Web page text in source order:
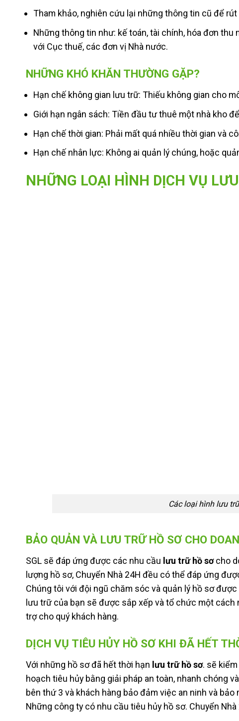
Tham khảo, nghiên cứu lại những thông tin cũ để
Những thông tin như: kế toán, tài chính, hóa đơn
với Cục thuế, các đơn vị Nhà nước.
NHỮNG KHÓ KHĂN THƯỜNG GẶP?
Hạn chế không gian lưu trữ: Thiếu không gian cho
Giới hạn ngân sách: Tiền đầu tư thuê một nhà kho
Hạn chế thời gian: Phải mất quá nhiều thời gian và
Hạn chế nhân lực: Không ai quản lý chúng, hoặc
NHỮNG LOẠI HÌNH DỊCH VỤ
Các loại hình lưu
BẢO QUẢN VÀ LƯU TRỮ HỒ SƠ CHO
SGL sẽ đáp ứng được các nhu cầu lưu trữ hồ sơcho
lượng hồ sơ, Chuyển Nhà 24H đều có thể đáp ứng
Chúng tôi với đội ngũ chăm sóc và quản lý hồ sơ
lưu trữ của bạn sẽ được sắp xếp và tổ chức một
trợ cho quý khách hàng.
DỊCH VỤ TIÊU HỦY HỒ SƠ KHI ĐÃ HẾT
Với những hồ sơ đã hết thời hạn lưu trữ hồ sơ. sẽ
hoạch tiêu hủy bằng giải pháp an toàn, nhanh chóng
bên thứ 3 và khách hàng bảo đảm việc an ninh và bảo
Những công ty có nhu cầu tiêu hủy hồ sơ. Chuyển